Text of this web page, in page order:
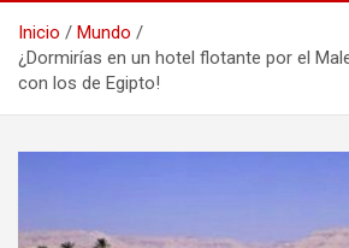
Inicio
Mundo
¿Dormirías en un hotel flotante por el
con los de Egipto!